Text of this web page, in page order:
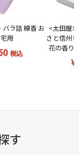
バラ詰 線香 お
用
税込
<太田屋
さと信州
花の香り
す